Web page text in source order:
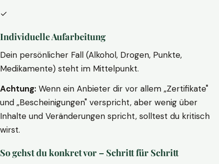
✓
Individuelle Aufarbeitung
Dein persönlicher Fall (Alkohol, Drogen, Punkte,
Medikamente) steht im Mittelpunkt.
Achtung: Wenn ein Anbieter dir vor allem „Zertifikate"
und „Bescheinigungen" verspricht, aber wenig über
Inhalte und Veränderungen spricht, solltest du kritisch
wirst.
So gehst du konkret vor – Schritt für Schritt